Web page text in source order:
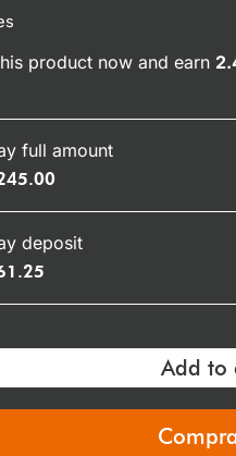
product now and earn
full amount
deposit
Add to